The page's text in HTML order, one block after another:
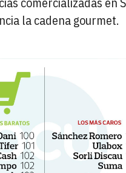
la cadena gourmet.